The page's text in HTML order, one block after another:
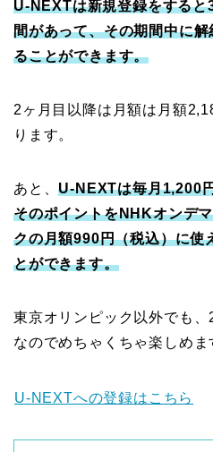
U-NEXTは新規登録をする
間があって、その期間中に
ることができます。
2ヶ月目以降は月額は月額
ります。
あと、U-NEXTは毎月1,200
そのポイントをNHKオンデ
クの月額990円（税込）に使
とができます。
東京オリンピック以外でも
なのでめちゃくちゃ楽しめま
U-NEXTへの登録はこちら